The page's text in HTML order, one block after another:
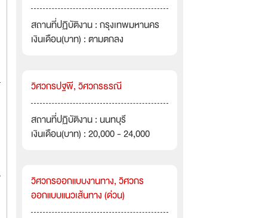
สถานที่ปฏิบัติงาน : กรุงเทพมหานคร
เงินเดือน(บาท) : ตามตกลง
วิศวกรปฐพี, วิศวกรธรณี
สถานที่ปฏิบัติงาน : นนทบุรี
เงินเดือน(บาท) : 20,000 - 24,000
วิศวกรออกแบบงานทาง, วิศวกร
ออกแบบแนวเส้นทาง (ด่วน)